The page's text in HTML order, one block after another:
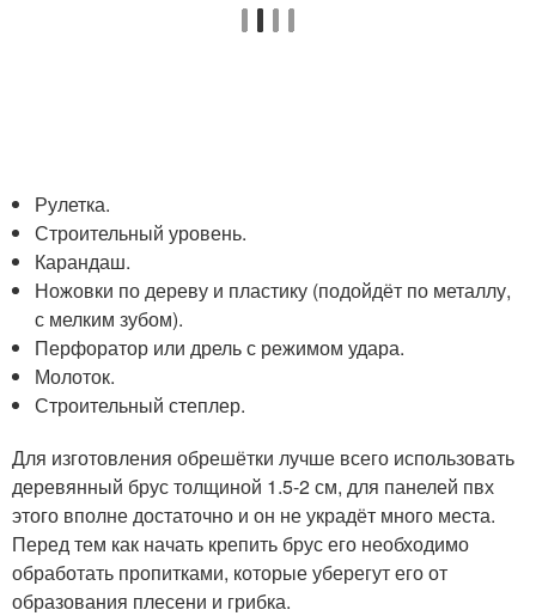
Рулетка.
Строительный уровень.
Карандаш.
Ножовки по дереву и пластику (подойдёт по металлу,
с мелким зубом).
Перфоратор или дрель с режимом удара.
Молоток.
Строительный степлер.
Для изготовления обрешётки лучше всего использовать
деревянный брус толщиной 1.5-2 см, для панелей пвх
этого вполне достаточно и он не украдёт много места.
Перед тем как начать крепить брус его необходимо
обработать пропитками, которые уберегут его от
образования плесени и грибка.